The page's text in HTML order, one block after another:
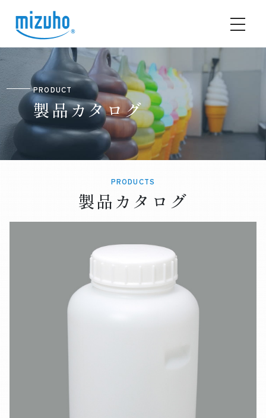
PRODUCT
製品カタログ
PRODUCTS
製品カタログ